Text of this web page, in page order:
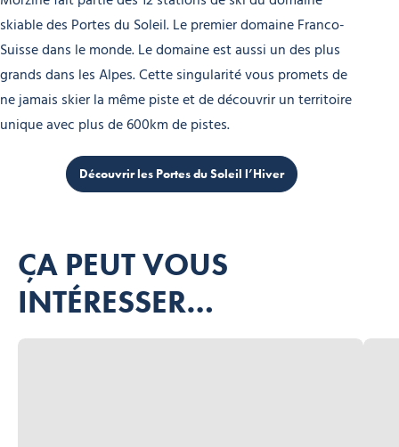
skiable des Portes du Soleil. Le premier domaine Franco-
Suisse dans le monde. Le domaine est aussi un des plus
grands dans les Alpes. Cette singularité vous promets de
ne jamais skier la même piste et de découvrir un territoire
unique avec plus de 600km de pistes.
Découvrir les Portes du Soleil l’Hiver
ÇA PEUT VOUS
INTÉRESSER…